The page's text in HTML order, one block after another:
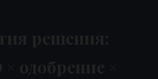
решения:
одобрение ×